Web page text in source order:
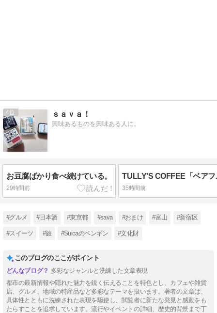
4 ｓａｖａ！
興味あるものを興味ある人に。
お豆腐ばかり食べ続けている。
29時間前 35時間前
#グルメ #日本酒 #東京都 #sava #おまけ #富山 #新宿区
#スイーツ #旅 #Suicaのペンギン #文化財
このブログのここがポイント
多彩なジャンルと洗練した文章表現
都市の最新情報や隠れた魅力を鋭く伝えることを特色とし、カフェや雑貨
店、グルメ、地域の特産品など多彩なテーマを扱います。著者の文章は、
具体性とともに洗練された表現を駆使し、閲覧者に新たな発見と感動をも
たらすことを追求しています。流行やイベントの詳細、歴史的背景まで丁